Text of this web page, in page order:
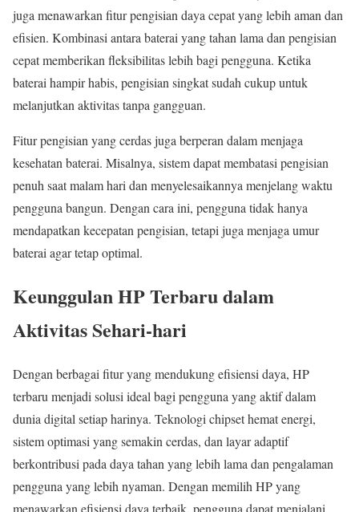
juga menawarkan fitur pengisian daya cepat yang lebih aman dan
efisien. Kombinasi antara baterai yang tahan lama dan pengisian
cepat memberikan fleksibilitas lebih bagi pengguna. Ketika
baterai hampir habis, pengisian singkat sudah cukup untuk
melanjutkan aktivitas tanpa gangguan.
Fitur pengisian yang cerdas juga berperan dalam menjaga
kesehatan baterai. Misalnya, sistem dapat membatasi pengisian
penuh saat malam hari dan menyelesaikannya menjelang waktu
pengguna bangun. Dengan cara ini, pengguna tidak hanya
mendapatkan kecepatan pengisian, tetapi juga menjaga umur
baterai agar tetap optimal.
Keunggulan HP Terbaru dalam
Aktivitas Sehari-hari
Dengan berbagai fitur yang mendukung efisiensi daya, HP
terbaru menjadi solusi ideal bagi pengguna yang aktif dalam
dunia digital setiap harinya. Teknologi chipset hemat energi,
sistem optimasi yang semakin cerdas, dan layar adaptif
berkontribusi pada daya tahan yang lebih lama dan pengalaman
pengguna yang lebih nyaman. Dengan memilih HP yang